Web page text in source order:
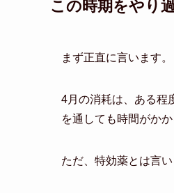
この時期をやり
まず正直に言います。
4月の消耗は、ある程
を通しても時間がかか
ただ、特効薬とは言